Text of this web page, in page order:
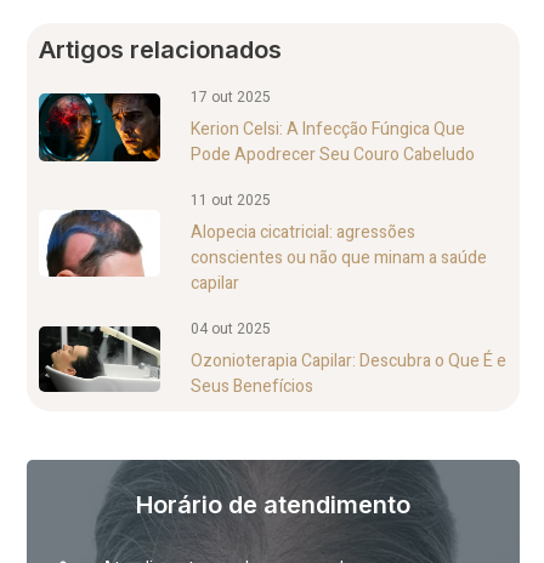
Artigos relacionados
17 out 2025
Kerion Celsi: A Infecção Fúngica Que
Pode Apodrecer Seu Couro Cabeludo
11 out 2025
Alopecia cicatricial: agressões
conscientes ou não que minam a saúde
capilar
04 out 2025
Ozonioterapia Capilar: Descubra o Que É e
Seus Benefícios
Horário de atendimento